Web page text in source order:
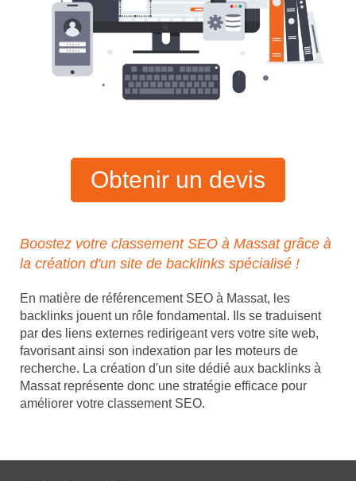
Obtenir un devis
Boostez votre classement SEO à Massat grâce à
la création d'un site de backlinks spécialisé !
En matière de référencement SEO à Massat, les
backlinks jouent un rôle fondamental. Ils se traduisent
par des liens externes redirigeant vers votre site web,
favorisant ainsi son indexation par les moteurs de
recherche. La création d'un site dédié aux backlinks à
Massat représente donc une stratégie efficace pour
améliorer votre classement SEO.